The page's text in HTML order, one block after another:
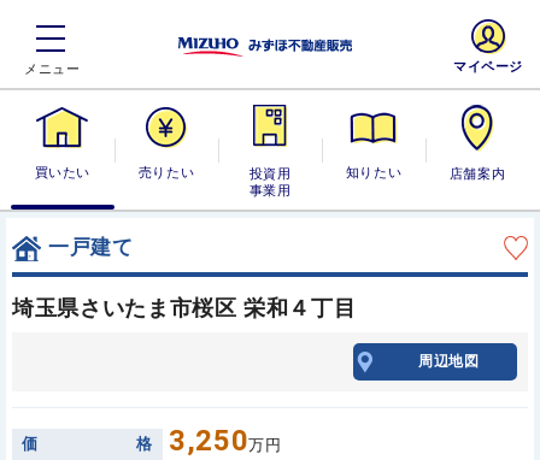
買いたい 売りたい
投資用・事業
用
知りたい 店舗案内
マイページ
一戸建て
埼玉県さいたま市桜区 栄和４丁目
周辺地図
価 格 3,250万円